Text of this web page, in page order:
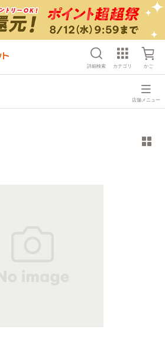
詳細検索 カテゴリ かご
店舗メニュー